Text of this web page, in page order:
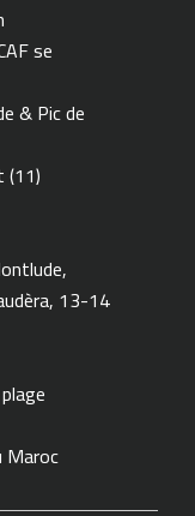
se
& Pic de
(11)
13-14
Maroc